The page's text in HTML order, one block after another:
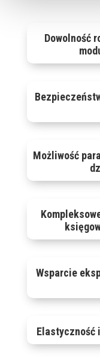
Dowolność
Możliwość
Wsparcie
Elastyczność